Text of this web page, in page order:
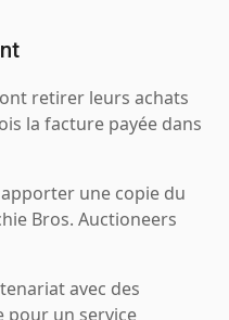
retirer leurs achats
la facture payée dans
une copie du
Bros. Auctioneers
avec des
pour un service